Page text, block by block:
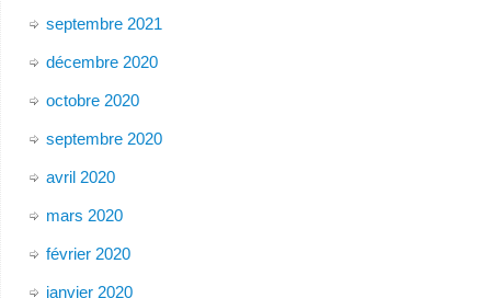
septembre 2021
décembre 2020
octobre 2020
septembre 2020
avril 2020
mars 2020
février 2020
janvier 2020